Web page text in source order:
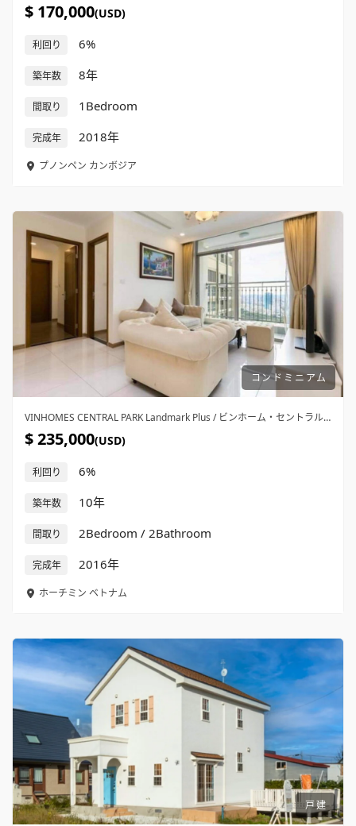
$ 170,000(USD)
利回り 6%
築年数 8年
間取り 1Bedroom
完成年 2018年
プノンペン カンボジア
コンドミニアム
VINHOMES CENTRAL PARK Landmark Plus / ビンホーム・セントラル・パーク・ランドマークプラス / 9F
$ 235,000(USD)
利回り 6%
築年数 10年
間取り 2Bedroom / 2Bathroom
完成年 2016年
ホーチミン ベトナム
戸建